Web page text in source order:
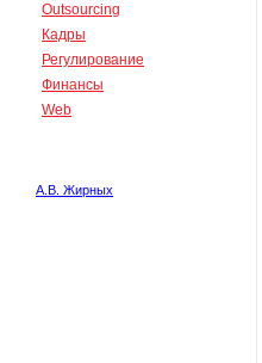
Outsourcing
Кадры
Регулирование
Финансы
Web
А.В. Жирных